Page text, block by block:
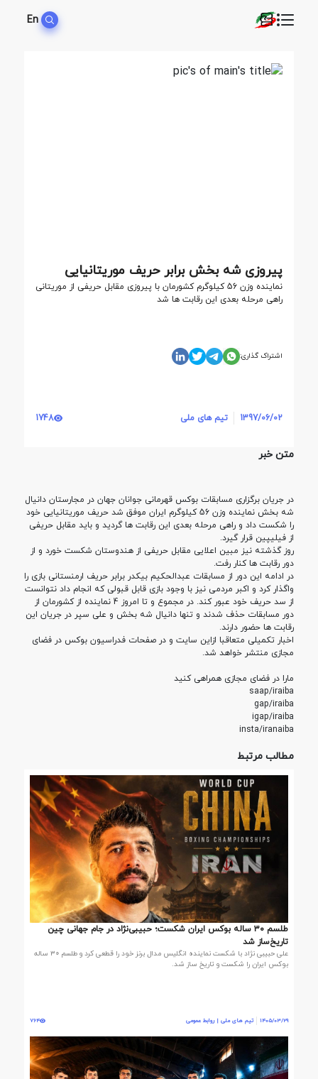
En
پیروزی شه بخش برابر حریف موریتانیایی
نماینده وزن 56 کیلوگرم کشورمان با پیروزی مقابل حریفی از موریتانی
راهی مرحله بعدی این رقابت ها شد
اشتراک گذاری:
1397/06/02 تیم های ملی 1748
متن خبر
در جریان برگزاری مسابقات بوکس قهرمانی جوانان جهان در مجارستان دانیال
شه بخش نماینده وزن 56 کیلوگرم ایران موفق شد حریف موریتانیایی خود
را شکست داد و راهی مرحله بعدی این رقابت ها گردید و باید مقابل حریفی
از فیلیپین قرار گیرد.
روز گذشته نیز مبین اعلایی مقابل حریفی از هندوستان شکست خورد و از
دور رقابت ها کنار رفت.
در ادامه این دور از مسابقات عبدالحکیم بیکدر برابر حریف ارمنستانی بازی را
واگذار کرد و اکبر مردمی نیز با وجود بازی قابل قبولی که انجام داد نتوانست
از سد حریف خود عبور کند. در مجموع و تا امروز 4 نماینده از کشورمان از
دور مسابقات حذف شدند و تنها دانیال شه بخش و علی سپر در جریان این
رقابت ها حضور دارند.
اخبار تکمیلی متعاقبا ازاین سایت و در صفحات فدراسیون بوکس در فضای
مجازی منتشر خواهد شد.
مارا در فضای مجازی همراهی کنید
saap/iraiba
gap/iraiba
igap/iraiba
insta/iranaiba
مطالب مرتبط
طلسم ۳۰ ساله بوکس ایران شکست؛ حبیبی‌نژاد در جام جهانی چین
تاریخ‌ساز شد
علی حبیبی نژاد با شکست نماینده انگلیس مدال برنز خود را قطعی کرد و طلسم ۳۰ ساله
بوکس ایران را شکست و تاریخ ساز شد.
1405/03/29 تیم های ملی | روابط عمومی 764